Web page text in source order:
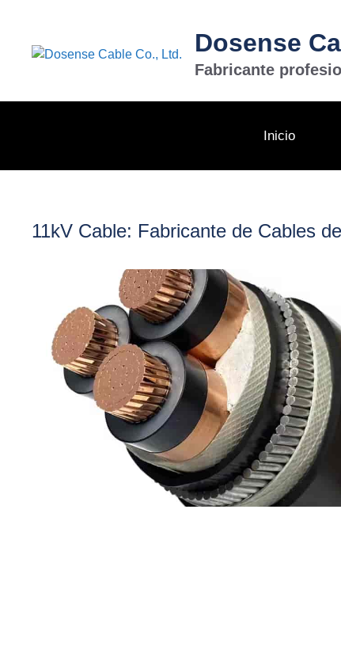
contenido
Dosense
Fabricante
Inicio
11kV Cable: Fabricante de Cables